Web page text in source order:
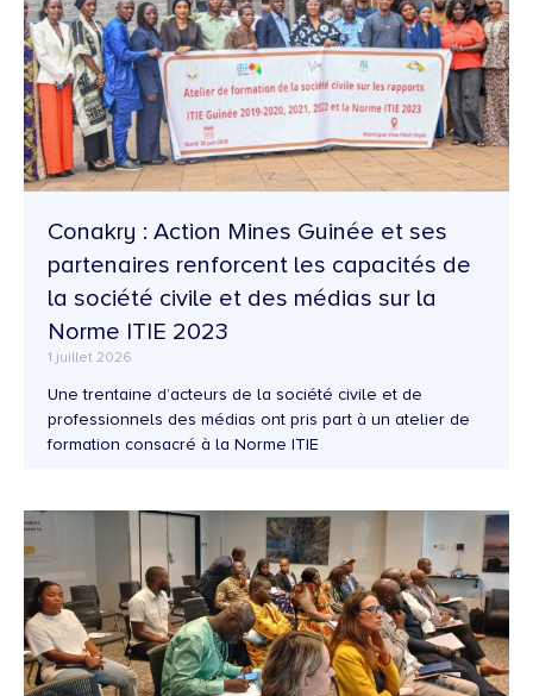
Conakry : Action Mines Guinée et ses
partenaires renforcent les capacités de
la société civile et des médias sur la
Norme ITIE 2023
1 juillet 2026
Une trentaine d’acteurs de la société civile et de
professionnels des médias ont pris part à un atelier de
formation consacré à la Norme ITIE